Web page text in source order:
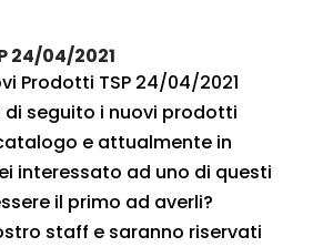
24/04/2021
Prodotti TSP 24/04/2021
seguito i nuovi prodotti
e attualmente in
interessato ad uno di questi
il primo ad averli?
staff e saranno riservati